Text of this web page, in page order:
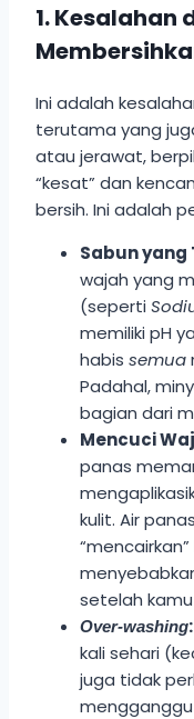
1. Kesalahan
Ini adalah
terutama yang
atau jerawat,
“kesat” dan
bersih. Ini adalah
Sabun yang
wajah yang
(seperti
memiliki pH
habis semua
Padahal,
bagian dari
Mencuci
panas
kulit. Air
setelah
Over-washing:
kali sehari
juga tidak